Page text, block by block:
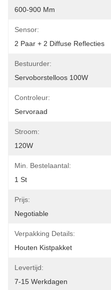
600-900 Mm
Sensor:
2 Paar + 2 Diffuse Reflecties
Bestuurder:
Servoborstelloos 100W
Controleur:
Servoraad
Stroom:
120W
Min. Bestelaantal:
1 St
Prijs:
Negotiable
Verpakking Details:
Houten Kistpakket
Levertijd:
7-15 Werkdagen